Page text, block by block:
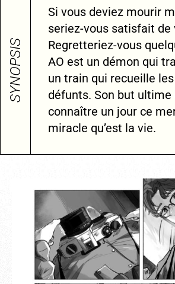
SYNOPSIS
Si vous deviez mourir
seriez-vous satisfait de
Regretteriez-vous
AO est un démon qui
un train qui recueille
défunts. Son but ultime
connaître un jour ce
miracle qu’est la vie.